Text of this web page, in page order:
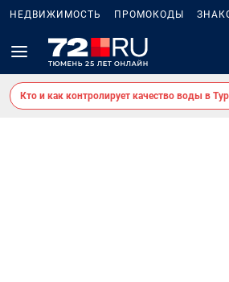
НЕДВИЖИМОСТЬ ПРОМОКОДЫ
Кто и как контролирует качество воды в